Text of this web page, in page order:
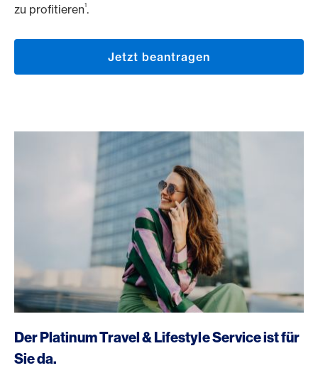
zu profitieren1.
Jetzt beantragen
Der Platinum Travel & Lifestyle Service ist für
Sie da.